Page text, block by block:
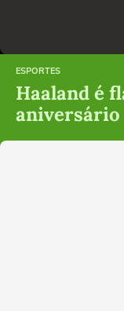
ESPORTES
Haaland é
aniversário